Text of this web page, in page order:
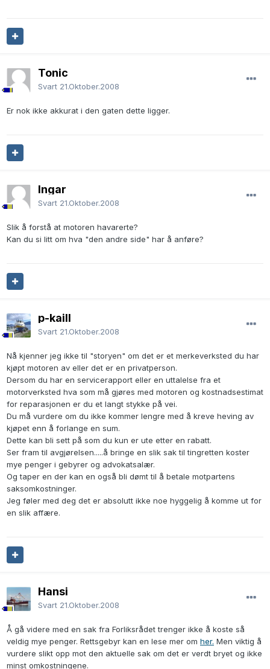
Tonic
Svart 21.Oktober.2008
Er nok ikke akkurat i den gaten dette ligger.
Ingar
Svart 21.Oktober.2008
Slik å forstå at motoren havarerte?
Kan du si litt om hva "den andre side" har å anføre?
p-kaill
Svart 21.Oktober.2008
Nå kjenner jeg ikke til "storyen" om det er et merkeverksted du har
kjøpt motoren av eller det er en privatperson.
Dersom du har en servicerapport eller en uttalelse fra et
motorverksted hva som må gjøres med motoren og kostnadsestimat
for reparasjonen er du et langt stykke på vei.
Du må vurdere om du ikke kommer lengre med å kreve heving av
kjøpet enn å forlange en sum.
Dette kan bli sett på som du kun er ute etter en rabatt.
Ser fram til avgjørelsen.....å bringe en slik sak til tingretten koster
mye penger i gebyrer og advokatsalær.
Og taper en der kan en også bli dømt til å betale motpartens
saksomkostninger.
Jeg føler med deg det er absolutt ikke noe hyggelig å komme ut for
en slik affære.
Hansi
Svart 21.Oktober.2008
Å gå videre med en sak fra Forliksrådet trenger ikke å koste så
veldig mye penger. Rettsgebyr kan en lese mer om her. Men viktig å
vurdere slikt opp mot den aktuelle sak om det er verdt bryet og ikke
minst omkostningene.